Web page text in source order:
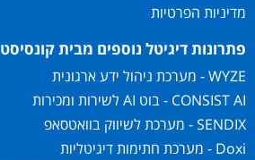
מדיניות הפרטיות
פתרונות דיגיטל נוספים מבית קונסיסט
WYZE - מערכת ניהול ידע ארגונית
CONSIST AI - בוט AI לשירות ומכירות
SENDIX - מערכת לשיווק בוואטסאפ
Doxi - מערכת חתימות דיגיטליות